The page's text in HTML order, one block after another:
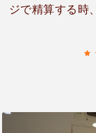
ジで精算する時
茎の下の部分に